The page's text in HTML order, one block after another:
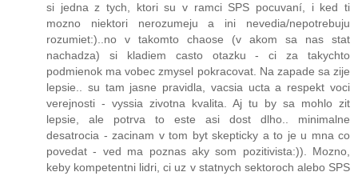
si jedna z tych, ktori su v ramci SPS pocuvaní, i ked ti
mozno niektori nerozumeju a ini nevedia/nepotrebuju
rozumiet:)..no v takomto chaose (v akom sa nas stat
nachadza) si kladiem casto otazku - ci za takychto
podmienok ma vobec zmysel pokracovat. Na zapade sa zije
lepsie.. su tam jasne pravidla, vacsia ucta a respekt voci
verejnosti - vyssia zivotna kvalita. Aj tu by sa mohlo zit
lepsie, ale potrva to este asi dost dlho.. minimalne
desatrocia - zacinam v tom byt skepticky a to je u mna co
povedat - ved ma poznas aky som pozitivista:)). Mozno,
keby kompetentni lidri, ci uz v statnych sektoroch alebo SPS